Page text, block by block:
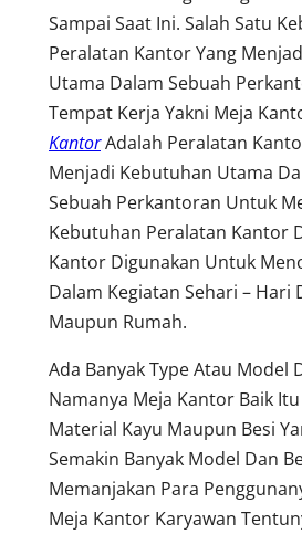
Sampai Saat Ini. Salah Satu
Peralatan Kantor Yang
Utama Dalam Sebuah
Tempat Kerja Yakni Meja
KantorAdalah Peralatan
Menjadi Kebutuhan Utama
Sebuah Perkantoran Untuk
Kebutuhan Peralatan Kantor
Kantor Digunakan Untuk
Dalam Kegiatan Sehari – Hari
Maupun Rumah.
Ada Banyak Type Atau Model
Namanya Meja Kantor Baik
Material Kayu Maupun Besi
Semakin Banyak Model Dan
Memanjakan Para
Meja Kantor Karyawan